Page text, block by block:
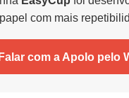
Transforme
delivery, food
ponto de